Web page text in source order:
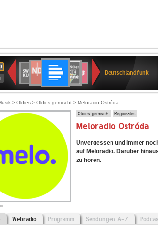
Deutschlandfunk
80er
90er
OLDIE
ANTENNE
SWR3
SWR
Kultur
2
Deutschlandfunk
> Oldies > Oldies gemischt > Meloradio Ostróda
Oldies gemischt Regionales
Meloradio Ostróda
Unvergessen und immer
auf Meloradio. Darüber
zu hören.
Webradio Programm Sendungen A-Z